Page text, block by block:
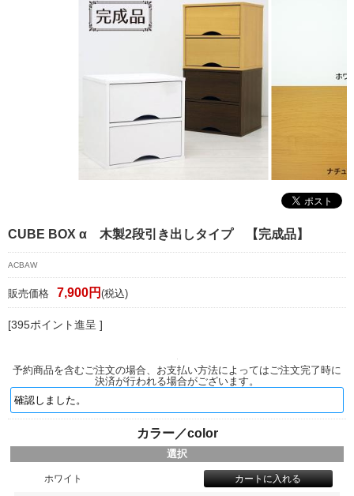
CUBE BOX α 木製2段引き出しタイプ 【完成品】
ACBAW
販売価格 7,900円 (税込)
[395ポイント進呈 ]
予約商品を含むご注文の場合、お支払い方法によってはご注文完了時に
決済が行われる場合がございます。
カラー／color
選択
ホワイト